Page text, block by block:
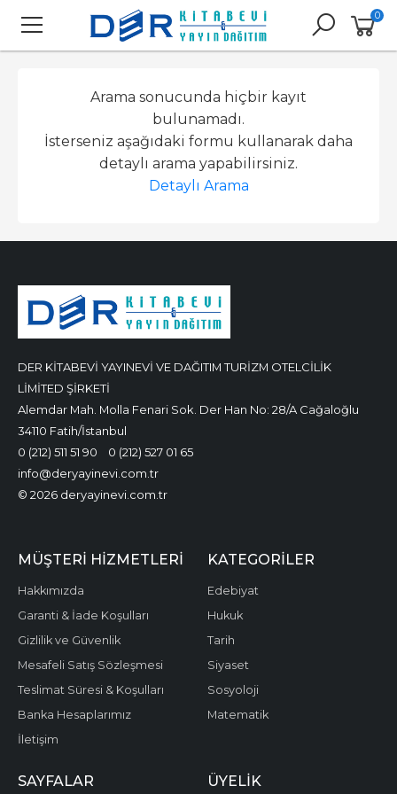
0
Arama sonucunda hiçbir kayıt
bulunamadı.
İsterseniz aşağıdaki formu kullanarak daha
detaylı arama yapabilirsiniz.
Detaylı Arama
DER KİTABEVİ YAYINEVİ VE DAĞITIM TURİZM OTELCİLİK
LİMİTED ŞİRKETİ
Alemdar Mah. Molla Fenari Sok. Der Han No: 28/A Cağaloğlu
34110 Fatih/İstanbul
0 (212) 511 51 90
0 (212) 527 01 65
info@deryayinevi.com.tr
© 2026 deryayinevi.com.tr
MÜŞTERI HIZMETLERI
Hakkımızda
Garanti & İade Koşulları
Gizlilik ve Güvenlik
Mesafeli Satış Sözleşmesi
Teslimat Süresi & Koşulları
Banka Hesaplarımız
İletişim
KATEGORILER
Edebiyat
Hukuk
Tarih
Siyaset
Sosyoloji
Matematik
SAYFALAR ÜYELIK